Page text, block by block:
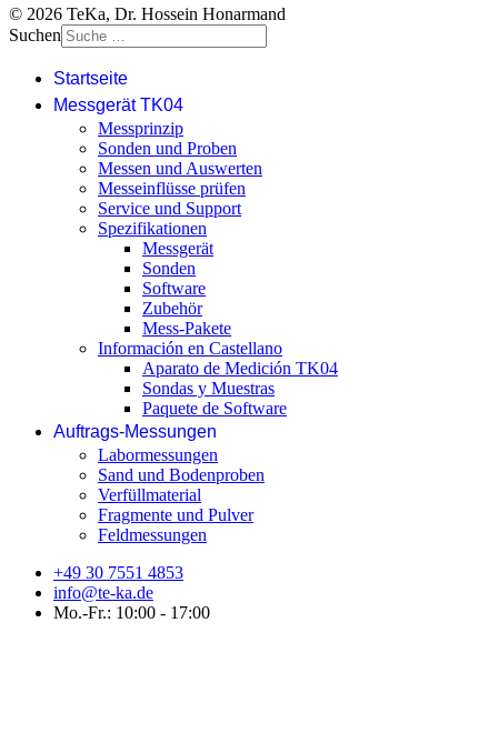
© 2026 TeKa, Dr. Hossein Honarmand
Suchen
Startseite
Messgerät TK04
Messprinzip
Sonden und Proben
Messen und Auswerten
Messeinflüsse prüfen
Service und Support
Spezifikationen
Messgerät
Sonden
Software
Zubehör
Mess-Pakete
Información en Castellano
Aparato de Medición TK04
Sondas y Muestras
Paquete de Software
Auftrags-Messungen
Labormessungen
Sand und Bodenproben
Verfüllmaterial
Fragmente und Pulver
Feldmessungen
+49 30 7551 4853
info@te-ka.de
Mo.-Fr.: 10:00 - 17:00